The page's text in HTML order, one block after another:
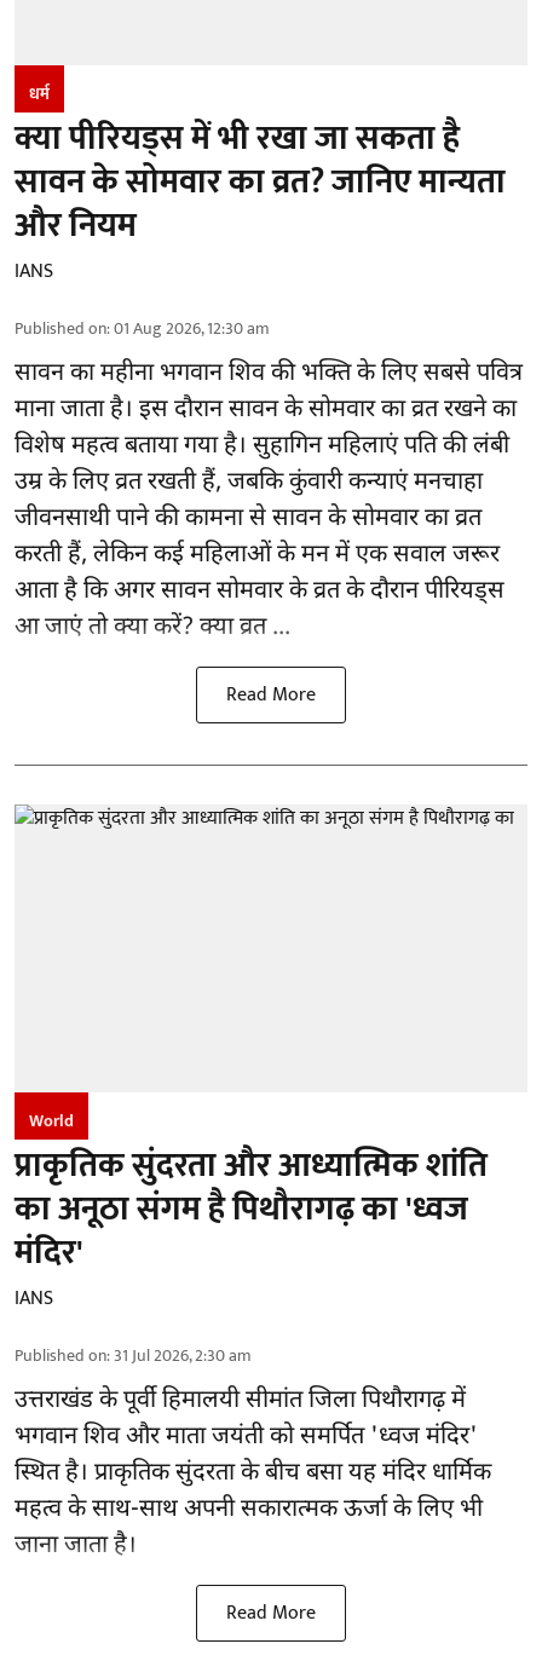
धर्म
क्या पीरियड्स में भी रखा जा सकता है
सावन के सोमवार का व्रत? जानिए मान्यता
और नियम
IANS
Published on:01 Aug 2026, 12:30 am
सावन का महीना भगवान शिव की भक्ति के लिए सबसे पवित्र
माना जाता है। इस दौरान सावन के सोमवार का व्रत रखने का
विशेष महत्व बताया गया है। सुहागिन महिलाएं पति की लंबी
उम्र के लिए व्रत रखती हैं, जबकि कुंवारी कन्याएं मनचाहा
जीवनसाथी पाने की कामना से सावन के सोमवार का व्रत
करती हैं, लेकिन कई महिलाओं के मन में एक सवाल जरूर
आता है कि अगर सावन सोमवार के व्रत के दौरान पीरियड्स
आ जाएं तो क्या करें? क्या व्रत ...
Read More
World
प्राकृतिक सुंदरता और आध्यात्मिक शांति
का अनूठा संगम है पिथौरागढ़ का 'ध्वज
मंदिर'
IANS
Published on:31 Jul 2026, 2:30 am
उत्तराखंड के पूर्वी हिमालयी सीमांत जिला पिथौरागढ़ में
भगवान शिव और माता जयंती को समर्पित 'ध्वज मंदिर'
स्थित है। प्राकृतिक सुंदरता के बीच बसा यह मंदिर धार्मिक
महत्व के साथ-साथ अपनी सकारात्मक ऊर्जा के लिए भी
जाना जाता है।
Read More